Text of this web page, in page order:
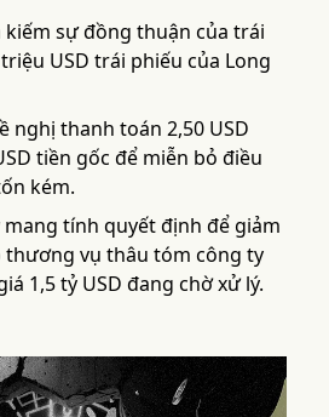
kiếm sự đồng thuận của trái
USD trái phiếu của Long
nghị thanh toán 2,50 USD
tiền gốc để miễn bỏ điều
kém.
tính quyết định để giảm
vụ thâu tóm công ty
1,5 tỷ USD đang chờ xử lý.